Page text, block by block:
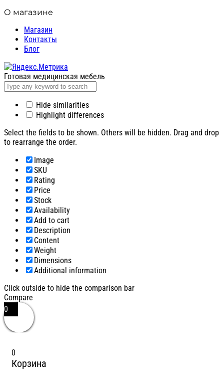
О магазине
Магазин
Контакты
Блог
Готовая медицинская мебель
Hide similarities
Highlight differences
Select the fields to be shown. Others will be hidden. Drag and drop
to rearrange the order.
Image
SKU
Rating
Price
Stock
Availability
Add to cart
Description
Content
Weight
Dimensions
Additional information
Click outside to hide the comparison bar
Compare
0
0
Корзина